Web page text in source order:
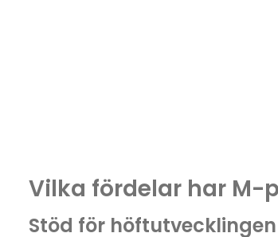
Vilka fördelar har M-
Stöd för höftutvecklingen